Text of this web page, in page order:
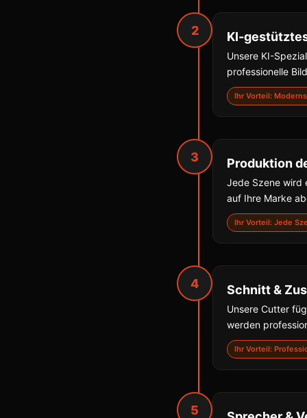
2 KI-
Unsere KI-
professionelle
Ihr Vorteil:
3 Produktion
Jede Szene wird
auf Ihre Marke
Ihr Vorteil: Jede
4 Schnitt &
Unsere Cutter
werden
Ihr Vorteil:
5